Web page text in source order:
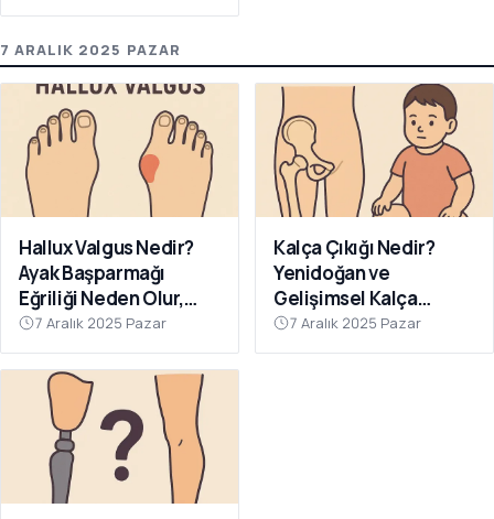
7 ARALIK 2025 PAZAR
Hallux Valgus Nedir?
Ayak Başparmağı
Eğriliği Neden Olur,
Nasıl Önlenir?
7 Aralık 2025 Pazar
Kalça Çıkığı Nedir?
Yenidoğan ve
Gelişimsel Kalça
Çıkığında Erken Tanının
Önemi
7 Aralık 2025 Pazar